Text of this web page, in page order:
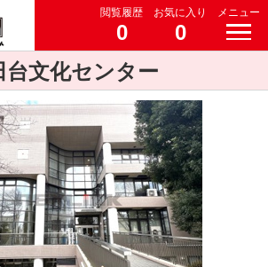
閲覧履歴
0
お気に入り
0
メニュー
台文化センター